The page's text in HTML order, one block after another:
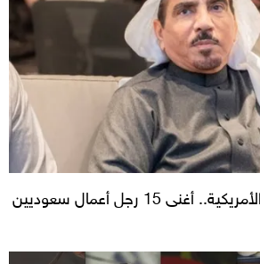
وفقًا لقائمة فوربس الأمريكية.. أغنى 15 رجل أعمال سعوديين